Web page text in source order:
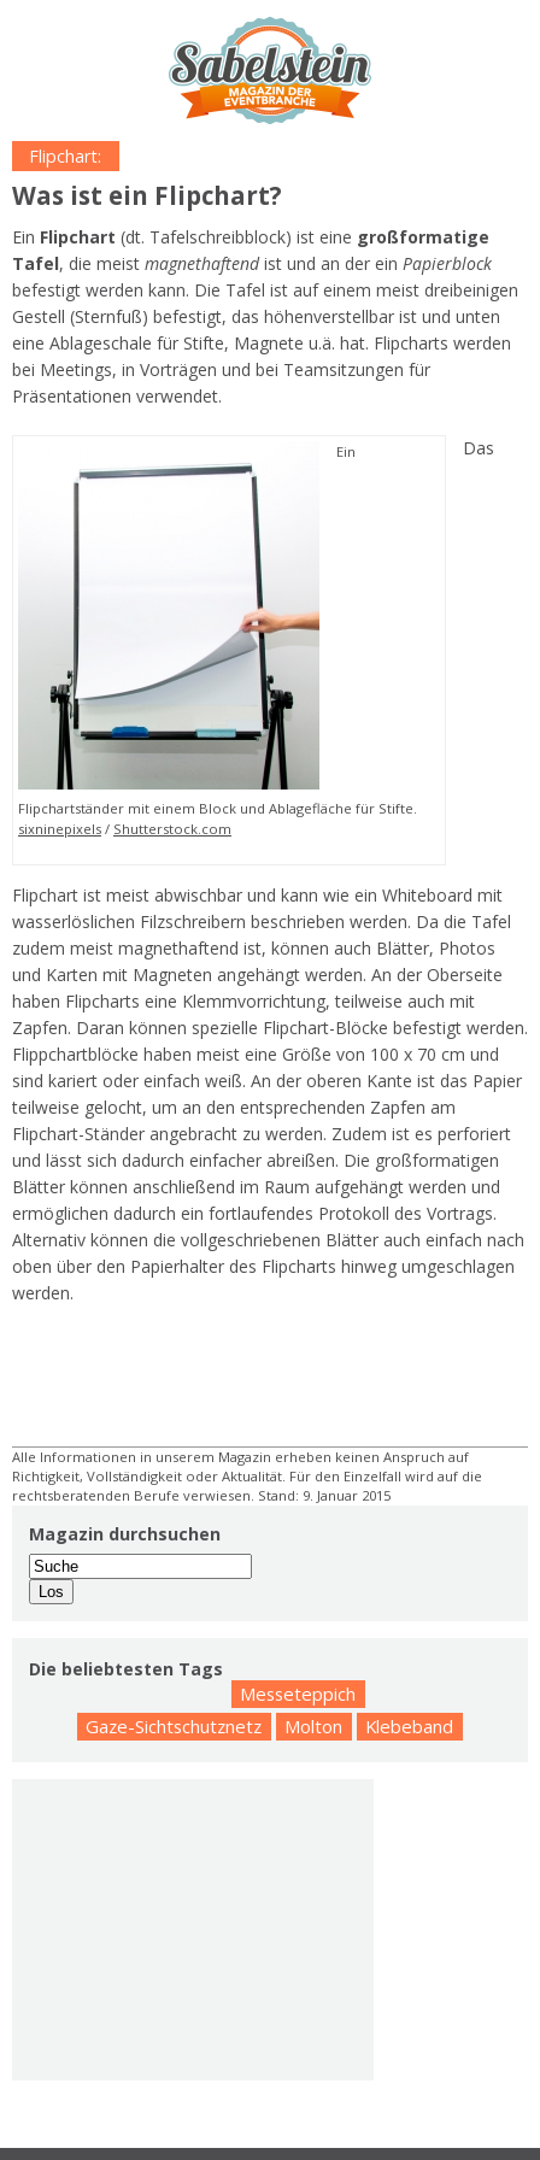
Flipchart:
Was ist ein Flipchart?
Ein Flipchart (dt. Tafelschreibblock) ist eine großformatige
Tafel, die meist magnethaftendist und an der ein Papierblock
befestigt werden kann. Die Tafel ist auf einem meist dreibeinigen
Gestell (Sternfuß) befestigt, das höhenverstellbar ist und unten
eine Ablageschale für Stifte, Magnete u.ä. hat. Flipcharts werden
bei Meetings, in Vorträgen und bei Teamsitzungen für
Präsentationen verwendet.
Ein
Flipchartständer mit einem Block und Ablagefläche für Stifte.
sixninepixels / Shutterstock.com
Das
Flipchart ist meist abwischbar und kann wie ein Whiteboard mit
wasserlöslichen Filzschreibern beschrieben werden. Da die Tafel
zudem meist magnethaftend ist, können auch Blätter, Photos
und Karten mit Magneten angehängt werden. An der Oberseite
haben Flipcharts eine Klemmvorrichtung, teilweise auch mit
Zapfen. Daran können spezielle Flipchart-Blöcke befestigt werden.
Flippchartblöcke haben meist eine Größe von 100 x 70 cm und
sind kariert oder einfach weiß. An der oberen Kante ist das Papier
teilweise gelocht, um an den entsprechenden Zapfen am
Flipchart-Ständer angebracht zu werden. Zudem ist es perforiert
und lässt sich dadurch einfacher abreißen. Die großformatigen
Blätter können anschließend im Raum aufgehängt werden und
ermöglichen dadurch ein fortlaufendes Protokoll des Vortrags.
Alternativ können die vollgeschriebenen Blätter auch einfach nach
oben über den Papierhalter des Flipcharts hinweg umgeschlagen
werden.
Alle Informationen in unserem Magazin erheben keinen Anspruch auf
Richtigkeit, Vollständigkeit oder Aktualität. Für den Einzelfall wird auf die
rechtsberatenden Berufe verwiesen. Stand: 9. Januar 2015
Magazin durchsuchen
Die beliebtesten Tags
Messeteppich
Gaze-Sichtschutznetz
Molton Klebeband